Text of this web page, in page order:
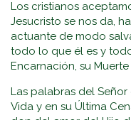
Los cristianos
Jesucristo se nos da,
actuante de modo
todo lo que él es y
Encarnación, su
Las palabras del
Vida y en su Última